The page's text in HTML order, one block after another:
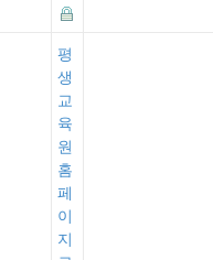
평
생
교
육
원
홈
페
이
지